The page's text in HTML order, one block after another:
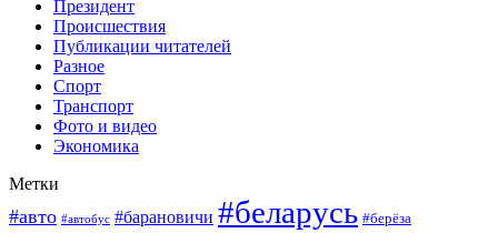
Президент
Происшествия
Публикации читателей
Разное
Спорт
Транспорт
Фото и видео
Экономика
Метки
#авто #автобус #барановичи #беларусь #берёза